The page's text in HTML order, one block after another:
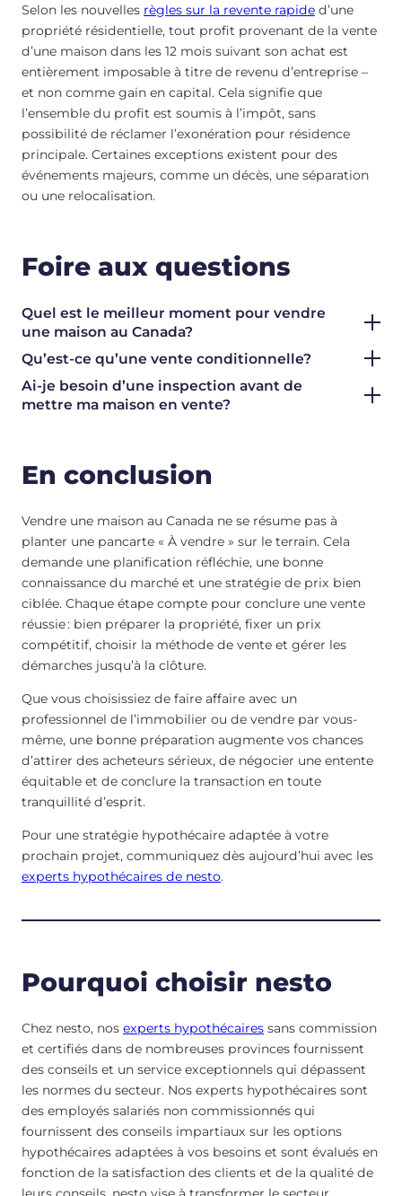
Selon les nouvelles règles sur la revente rapide d’une
propriété résidentielle, tout profit provenant de la vente
d’une maison dans les 12 mois suivant son achat est
entièrement imposable à titre de revenu d’entreprise –
et non comme gain en capital. Cela signifie que
l’ensemble du profit est soumis à l’impôt, sans
possibilité de réclamer l’exonération pour résidence
principale. Certaines exceptions existent pour des
événements majeurs, comme un décès, une séparation
ou une relocalisation.
Foire aux questions
Quel est le meilleur moment pour vendre
une maison au Canada?
Qu’est-ce qu’une vente conditionnelle?
Ai-je besoin d’une inspection avant de
mettre ma maison en vente?
En conclusion
Vendre une maison au Canada ne se résume pas à
planter une pancarte « À vendre » sur le terrain. Cela
demande une planification réfléchie, une bonne
connaissance du marché et une stratégie de prix bien
ciblée. Chaque étape compte pour conclure une vente
réussie : bien préparer la propriété, fixer un prix
compétitif, choisir la méthode de vente et gérer les
démarches jusqu’à la clôture.
Que vous choisissiez de faire affaire avec un
professionnel de l’immobilier ou de vendre par vous-
même, une bonne préparation augmente vos chances
d’attirer des acheteurs sérieux, de négocier une entente
équitable et de conclure la transaction en toute
tranquillité d’esprit.
Pour une stratégie hypothécaire adaptée à votre
prochain projet, communiquez dès aujourd’hui avec les
experts hypothécaires de nesto.
Pourquoi choisir nesto
Chez nesto, nos experts hypothécaires sans commission
et certifiés dans de nombreuses provinces fournissent
des conseils et un service exceptionnels qui dépassent
les normes du secteur. Nos experts hypothécaires sont
des employés salariés non commissionnés qui
fournissent des conseils impartiaux sur les options
hypothécaires adaptées à vos besoins et sont évalués en
fonction de la satisfaction des clients et de la qualité de